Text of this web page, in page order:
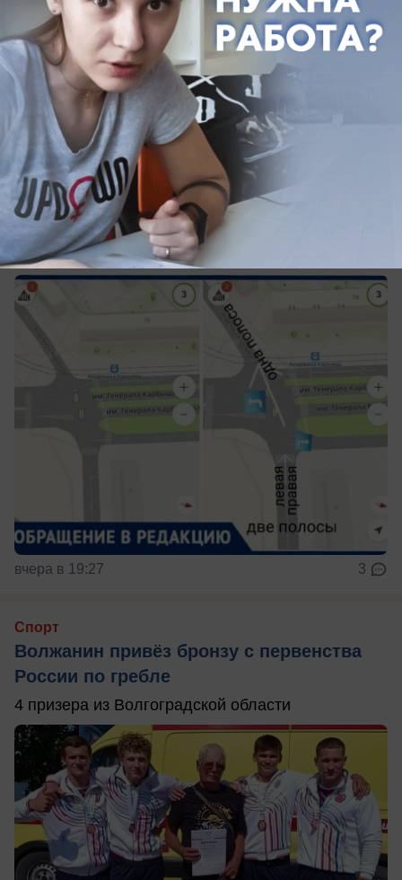
вчера в 20:34
Обращение в редакцию
«Обе параллельные машины едут в
одну полосу»: волжане требуют навести
порядок на перекрёстке Карбышева и
Королева
Аварийно-опасный перекресток
вчера в 19:27 3
Спорт
Волжанин привёз бронзу с первенства
России по гребле
4 призера из Волгоградской области